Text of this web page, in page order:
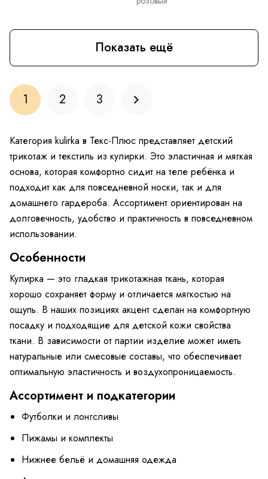
Показать ещё
1 2 3
Категория kulirka в Текс-Плюс представляет детский
трикотаж и текстиль из кулирки. Это эластичная и мягкая
основа, которая комфортно сидит на теле ребёнка и
подходит как для повседневной носки, так и для
домашнего гардероба. Ассортимент ориентирован на
долговечность, удобство и практичность в повседневном
использовании.
Особенности
Кулирка — это гладкая трикотажная ткань, которая
хорошо сохраняет форму и отличается мягкостью на
ощупь. В наших позициях акцент сделан на комфортную
посадку и подходящие для детской кожи свойства
ткани. В зависимости от партии изделие может иметь
натуральные или смесовые составы, что обеспечивает
оптимальную эластичность и воздухопроницаемость.
Ассортимент и подкатегории
Футболки и лонгсливы
Пижамы и комплекты
Нижнее бельё и домашняя одежда